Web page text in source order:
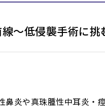
～低侵襲手術に挑
鼻炎や真珠腫性中耳炎